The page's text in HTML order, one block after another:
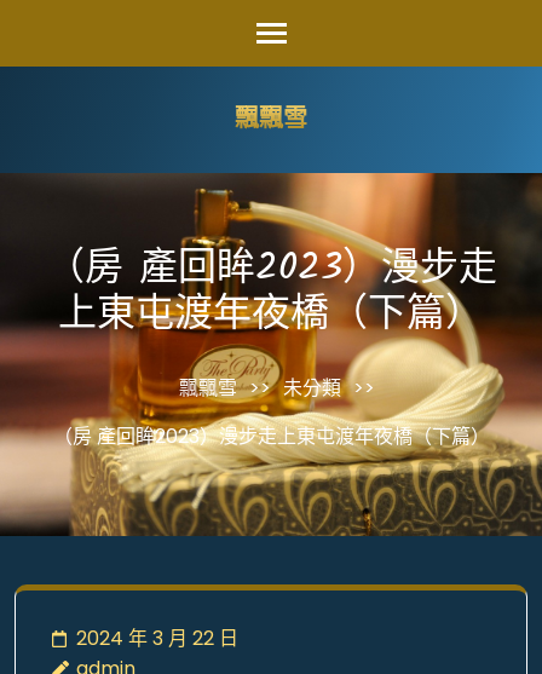
飄飄雪
（房 產回眸2023）漫步走
上東屯渡年夜橋（下篇）
飄飄雪 >> 未分類 >>
（房 產回眸2023）漫步走上東屯渡年夜橋（下篇）
2024 年 3 月 22 日